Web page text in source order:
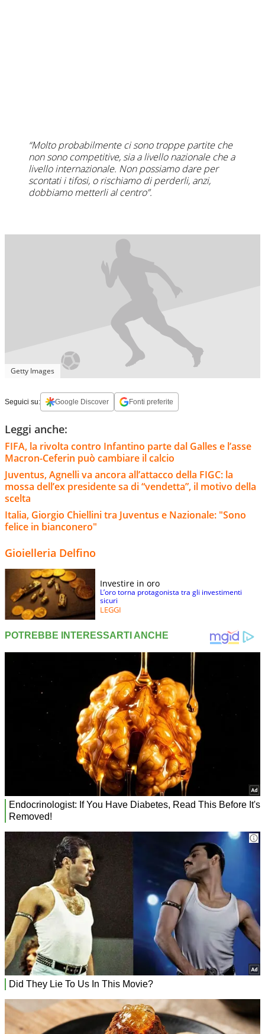
“Molto probabilmente ci sono troppe partite che
non sono competitive, sia a livello nazionale che a
livello internazionale. Non possiamo dare per
scontati i tifosi, o rischiamo di perderli, anzi,
dobbiamo metterli al centro”.
Getty Images
Seguici su: Google Discover Fonti preferite
Leggi anche:
FIFA, la rivolta contro Infantino parte dal Galles e l’asse
Macron-Ceferin può cambiare il calcio
Juventus, Agnelli va ancora all’attacco della FIGC: la
mossa dell’ex presidente sa di “vendetta”, il motivo della
scelta
Italia, Giorgio Chiellini tra Juventus e Nazionale: "Sono
felice in bianconero"
Gioielleria Delfino
Investire in oro
L’oro torna protagonista tra gli investimenti
sicuri
LEGGI